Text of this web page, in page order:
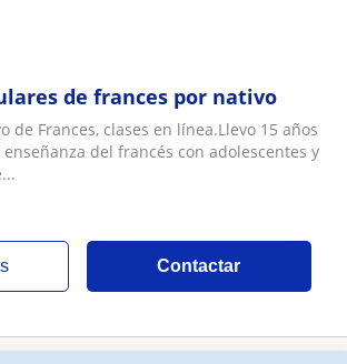
de frances por nativo
de Frances, clases en línea.Llevo 15 años
del francés con adolescentes y
Contactar